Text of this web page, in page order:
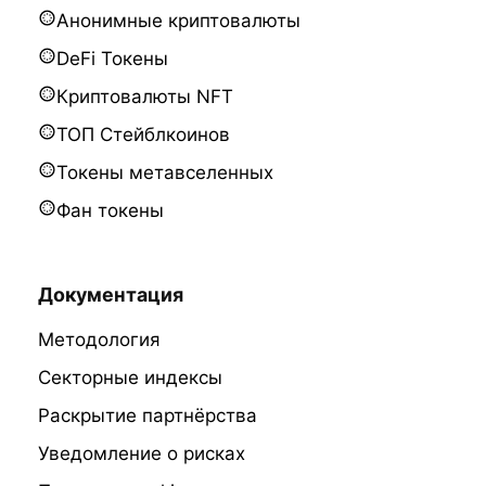
Анонимные криптовалюты
DeFi Токены
Криптовалюты NFT
ТОП Стейблкоинов
Токены метавселенных
Фан токены
Документация
Методология
Секторные индексы
Раскрытие партнёрства
Уведомление о рисках